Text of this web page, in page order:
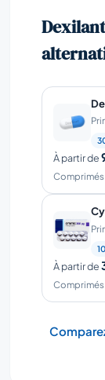
À partir de
Comprimés
À partir de
Comprimés